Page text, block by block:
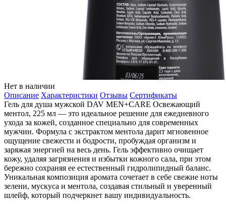
Нет в наличии
Описание Характеристики Отзывы Сертификаты
Гель для душа мужской DAV MEN+CARE Освежающий
ментол, 225 мл — это идеальное решение для ежедневного
ухода за кожей, созданное специально для современных
мужчин. Формула с экстрактом ментола дарит мгновенное
ощущение свежести и бодрости, пробуждая организм и
заряжая энергией на весь день. Гель эффективно очищает
кожу, удаляя загрязнения и избытки кожного сала, при этом
бережно сохраняя ее естественный гидролипидный баланс.
Уникальная композиция аромата сочетает в себе свежие ноты
зелени, мускуса и ментола, создавая стильный и уверенный
шлейф, который подчеркнет вашу индивидуальность.